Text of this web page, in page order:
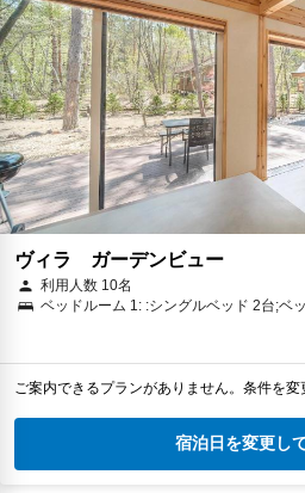
ヴィラ ガーデンビュー
利用人数 10名
ベッドルーム 1: :シングルベッド 2台;ベ
ご案内できるプランがありません。条件を変
宿泊日を変更し